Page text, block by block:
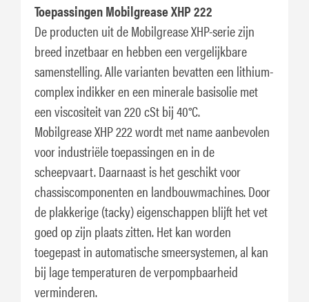
Toepassingen Mobilgrease XHP 222
De producten uit de Mobilgrease XHP-serie zijn
breed inzetbaar en hebben een vergelijkbare
samenstelling. Alle varianten bevatten een lithium-
complex indikker en een minerale basisolie met
een viscositeit van 220 cSt bij 40°C.
Mobilgrease XHP 222 wordt met name aanbevolen
voor industriële toepassingen en in de
scheepvaart. Daarnaast is het geschikt voor
chassiscomponenten en landbouwmachines. Door
de plakkerige (tacky) eigenschappen blijft het vet
goed op zijn plaats zitten. Het kan worden
toegepast in automatische smeersystemen, al kan
bij lage temperaturen de verpompbaarheid
verminderen.